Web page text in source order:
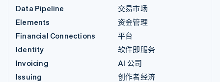
Data Pipeline
Elements
Financial Connections
Identity
Invoicing
Issuing
交易市场
资金管理
平台
软件即服务
AI 公司
创作者经济